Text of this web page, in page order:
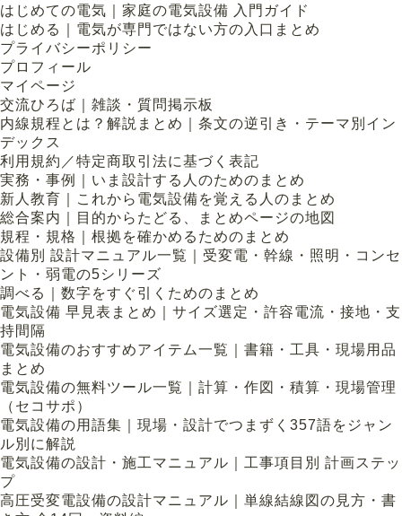
はじめての電気｜家庭の電気設備 入門ガイド
はじめる｜電気が専門ではない方の入口まとめ
プライバシーポリシー
プロフィール
マイページ
交流ひろば｜雑談・質問掲示板
内線規程とは？解説まとめ｜条文の逆引き・テーマ別イン
デックス
利用規約／特定商取引法に基づく表記
実務・事例｜いま設計する人のためのまとめ
新人教育｜これから電気設備を覚える人のまとめ
総合案内｜目的からたどる、まとめページの地図
規程・規格｜根拠を確かめるためのまとめ
設備別 設計マニュアル一覧｜受変電・幹線・照明・コンセ
ント・弱電の5シリーズ
調べる｜数字をすぐ引くためのまとめ
電気設備 早見表まとめ｜サイズ選定・許容電流・接地・支
持間隔
電気設備のおすすめアイテム一覧｜書籍・工具・現場用品
まとめ
電気設備の無料ツール一覧｜計算・作図・積算・現場管理
（セコサポ）
電気設備の用語集｜現場・設計でつまずく357語をジャン
ル別に解説
電気設備の設計・施工マニュアル｜工事項目別 計画ステッ
プ
高圧受変電設備の設計マニュアル｜単線結線図の見方・書